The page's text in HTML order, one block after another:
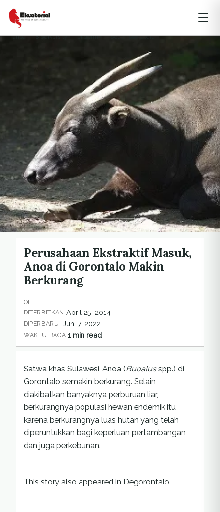
KALIMANTAN
NUSA TENGGARA
anoa Biodiversity endemik South Sumatera
Perusahaan Ekstraktif Masuk,
Anoa di Gorontalo Makin
Berkurang
OLEH
DITERBITKAN April 25, 2014
DIPERBARUI Juni 7, 2022
WAKTU BACA 1 min read
Satwa khas Sulawesi, Anoa (Bubalusspp.) di
Gorontalo semakin berkurang. Selain
diakibatkan banyaknya perburuan liar,
berkurangnya populasi hewan endemik itu
karena berkurangnya luas hutan yang telah
diperuntukkan bagi keperluan pertambangan
dan juga perkebunan.
This story also appeared in Degorontalo